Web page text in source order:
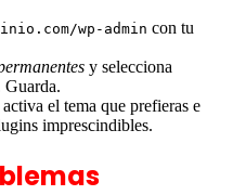
wp-admin con tu
y selecciona
Guarda.
activa el tema que prefieras e
imprescindibles.